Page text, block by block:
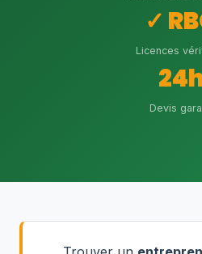
✓
Licences
Devis